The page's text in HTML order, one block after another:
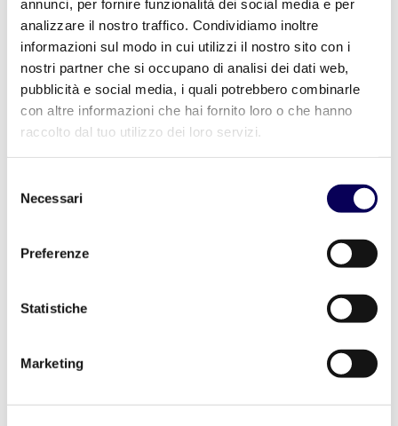
annunci, per fornire funzionalità dei social media e per
analizzare il nostro traffico. Condividiamo inoltre
informazioni sul modo in cui utilizzi il nostro sito con i
nostri partner che si occupano di analisi dei dati web,
pubblicità e social media, i quali potrebbero combinarle
con altre informazioni che hai fornito loro o che hanno
raccolto dal tuo utilizzo dei loro servizi.
delNecessari
Preferenze
Statistiche
Marketing
approccio innovativo sfrutta la tecnologia IA
all’avanguardia per fornire raccomandazioni media
precise e attuabili a velocità senza precedenti.
Insights AI dimostra il potenziale trasformativo
delle soluzioni di IA specializzate nell’industria dei
media e della pubblicità”.
dell’industria
problemi chiave nell’industria dei media e della